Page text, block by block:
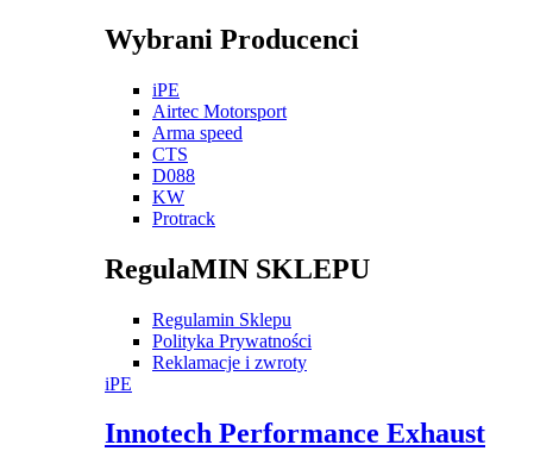
Wybrani Producenci
iPE
Airtec Motorsport
Arma speed
CTS
D088
KW
Protrack
RegulaMIN SKLEPU
Regulamin Sklepu
Polityka Prywatności
Reklamacje i zwroty
iPE
Innotech Performance Exhaust